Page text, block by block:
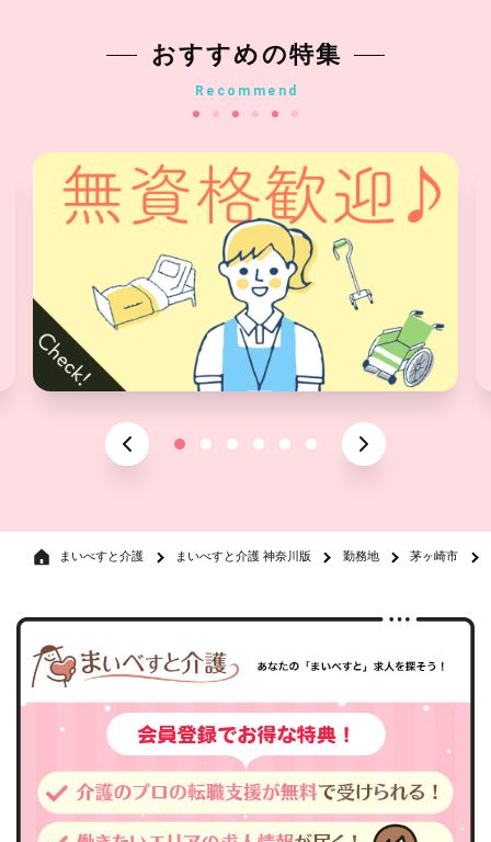
おすすめの特集
Recommend
まいべすと介護 まいべすと介護 神奈川版 勤務地 茅ヶ崎市